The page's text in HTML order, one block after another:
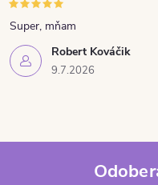
Robert Kováčik
9.7.2026
Super, mňam